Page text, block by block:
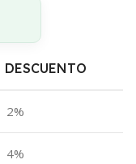
DESCUENTO
2%
4%